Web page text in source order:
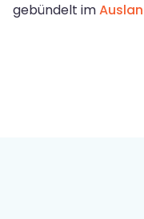
gebündelt im